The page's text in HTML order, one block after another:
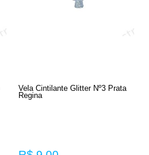
Vela Cintilante Glitter Nº3 Prata
Regina